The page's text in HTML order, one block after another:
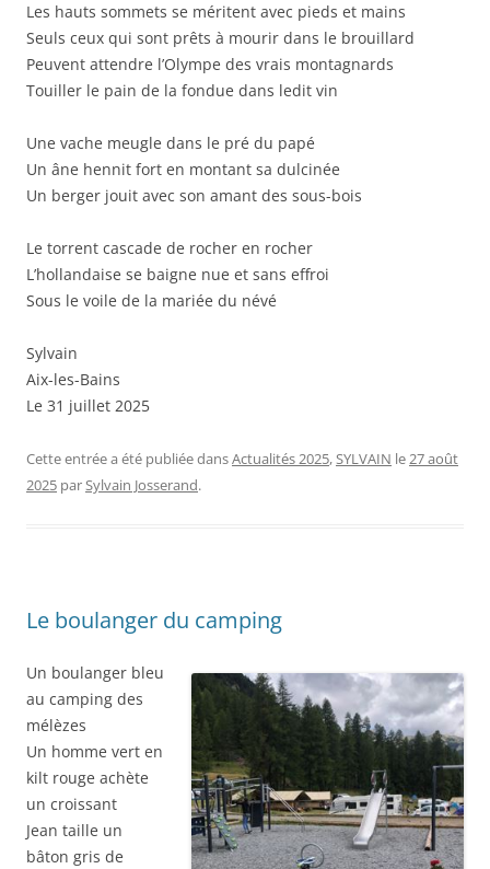
Les hauts sommets se méritent avec pieds et mains
Seuls ceux qui sont prêts à mourir dans le brouillard
Peuvent attendre l’Olympe des vrais montagnards
Touiller le pain de la fondue dans ledit vin
Une vache meugle dans le pré du papé
Un âne hennit fort en montant sa dulcinée
Un berger jouit avec son amant des sous-bois
Le torrent cascade de rocher en rocher
L’hollandaise se baigne nue et sans effroi
Sous le voile de la mariée du névé
Sylvain
Aix-les-Bains
Le 31 juillet 2025
Cette entrée a été publiée dansActualités 2025,SYLVAIN le27 août
2025 parSylvain Josserand.
Le boulanger du camping
Un boulanger bleu
au camping des
mélèzes
Un homme vert en
kilt rouge achète
un croissant
Jean taille un
bâton gris de